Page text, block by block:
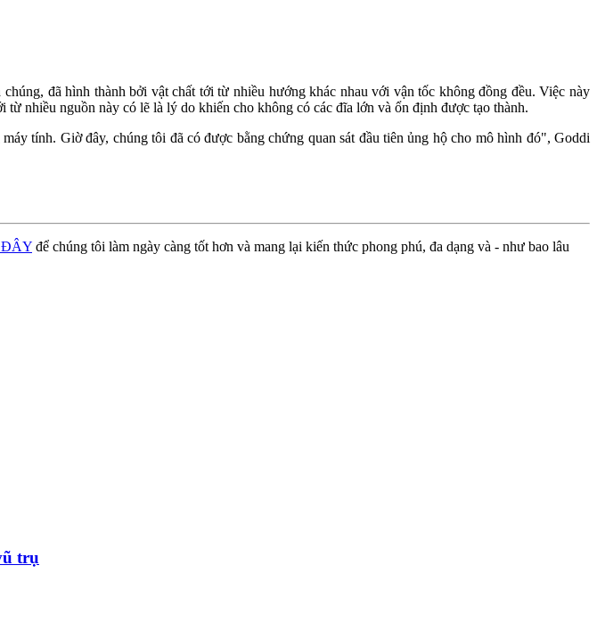
đã hình thành bởi vật chất tới từ nhiều hướng khác nhau với vận tốc không đồng đều. Việc này
nhiều nguồn này có lẽ là lý do khiến cho không có các đĩa lớn và ổn định được tạo thành.
tính. Giờ đây, chúng tôi đã có được bằng chứng quan sát đầu tiên ủng hộ cho mô hình đó", Goddi
ĐÂY để chúng tôi làm ngày càng tốt hơn và mang lại kiến thức phong phú, đa dạng và - như bao lâu
trụ